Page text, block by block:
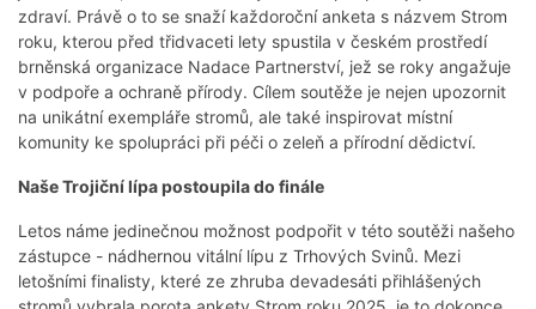
zdraví. Právě o to se snaží každoroční anketa s názvem Strom
roku, kterou před třidvaceti lety spustila v českém prostředí
brněnská organizace Nadace Partnerství, jež se roky angažuje
v podpoře a ochraně přírody. Cílem soutěže je nejen upozornit
na unikátní exempláře stromů, ale také inspirovat místní
komunity ke spolupráci při péči o zeleň a přírodní dědictví.
Naše Trojiční lípa postoupila do finále
Letos náme jedinečnou možnost podpořit v této soutěži našeho
zástupce - nádhernou vitální lípu z Trhových Svinů. Mezi
letošními finalisty, které ze zhruba devadesáti přihlášených